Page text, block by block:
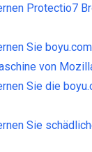
Protectio7
Sie
von
Sie die
Sie